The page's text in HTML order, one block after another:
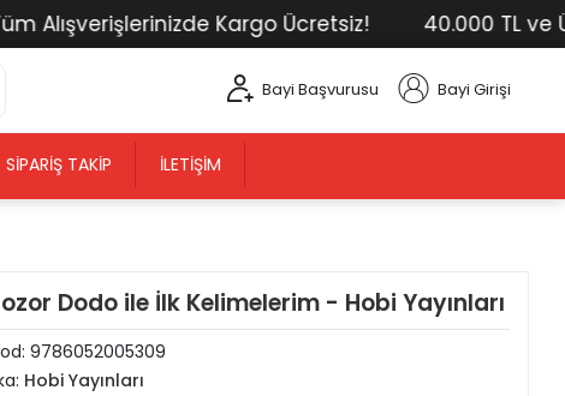
Kargo Ücretsiz! 40.000 TL ve
Bayi Başvurusu Bayi Girişi
SIPARIŞ TAKIP İLETIŞIM
Dodo ile İlk Kelimelerim - Hobi Yayınları
9786052005309
Hobi Yayınları